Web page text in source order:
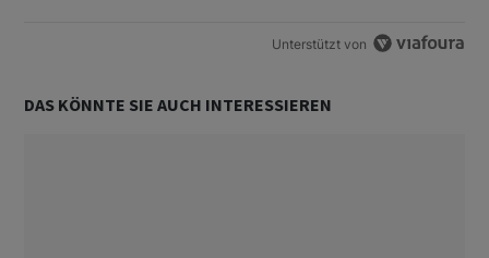
Unterstützt von
DAS KÖNNTE SIE AUCH INTERESSIEREN